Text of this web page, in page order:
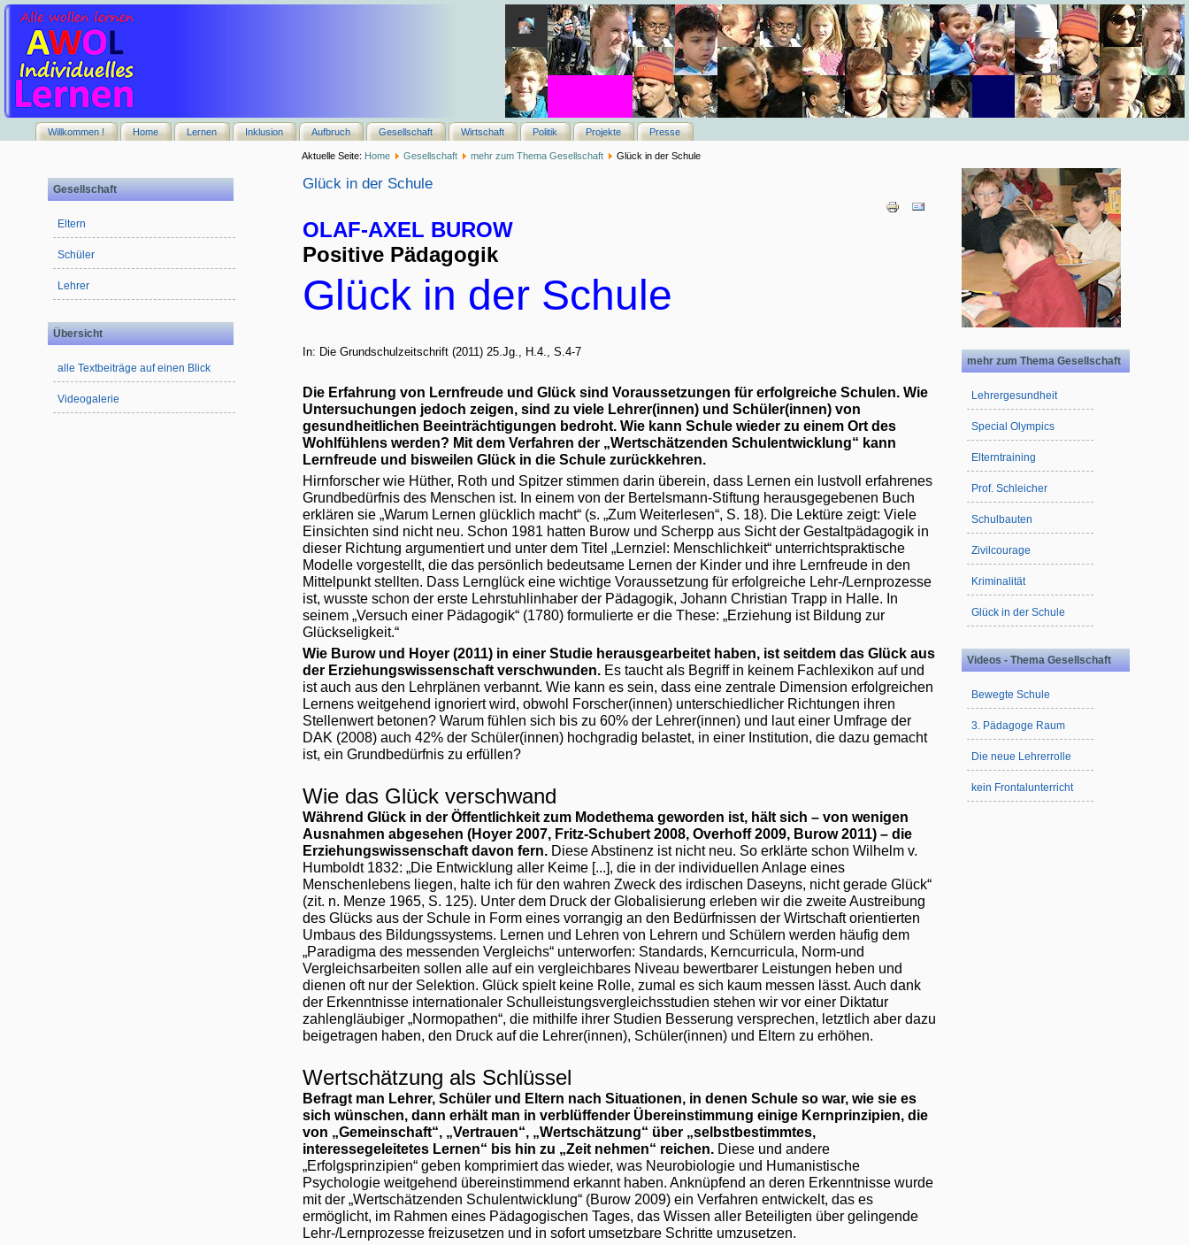
Willkommen ! Home Lernen Inklusion Aufbruch Gesellschaft Wirtschaft Politik Projekte Presse
Aktuelle Seite: Home Gesellschaft mehr zum Thema Gesellschaft Glück in der Schule
Gesellschaft
Eltern
Schüler
Lehrer
Übersicht
alle Textbeiträge auf einen Blick
Videogalerie
Glück in der Schule
OLAF-AXEL BUROW
Positive Pädagogik
Glück in der Schule
In: Die Grundschulzeitschrift (2011) 25.Jg., H.4., S.4-7
Die Erfahrung von Lernfreude und Glück sind Voraussetzungen für erfolgreiche Schulen. Wie
Untersuchungen jedoch zeigen, sind zu viele Lehrer(innen) und Schüler(innen) von
gesundheitlichen Beeinträchtigungen bedroht. Wie kann Schule wieder zu einem Ort des
Wohlfühlens werden? Mit dem Verfahren der „Wertschätzenden Schulentwicklung“ kann
Lernfreude und bisweilen Glück in die Schule zurückkehren.
Hirnforscher wie Hüther, Roth und Spitzer stimmen darin überein, dass Lernen ein lustvoll erfahrenes
Grundbedürfnis des Menschen ist. In einem von der Bertelsmann-Stiftung herausgegebenen Buch
erklären sie „Warum Lernen glücklich macht“ (s. „Zum Weiterlesen“, S. 18). Die Lektüre zeigt: Viele
Einsichten sind nicht neu. Schon 1981 hatten Burow und Scherpp aus Sicht der Gestaltpädagogik in
dieser Richtung argumentiert und unter dem Titel „Lernziel: Menschlichkeit“ unterrichtspraktische
Modelle vorgestellt, die das persönlich bedeutsame Lernen der Kinder und ihre Lernfreude in den
Mittelpunkt stellten. Dass Lernglück eine wichtige Voraussetzung für erfolgreiche Lehr-/Lernprozesse
ist, wusste schon der erste Lehrstuhlinhaber der Pädagogik, Johann Christian Trapp in Halle. In
seinem „Versuch einer Pädagogik“ (1780) formulierte er die These: „Erziehung ist Bildung zur
Glückseligkeit.“
Wie Burow und Hoyer (2011) in einer Studie herausgearbeitet haben, ist seitdem das Glück aus
der Erziehungswissenschaft verschwunden. Es taucht als Begriff in keinem Fachlexikon auf und
ist auch aus den Lehrplänen verbannt. Wie kann es sein, dass eine zentrale Dimension erfolgreichen
Lernens weitgehend ignoriert wird, obwohl Forscher(innen) unterschiedlicher Richtungen ihren
Stellenwert betonen? Warum fühlen sich bis zu 60% der Lehrer(innen) und laut einer Umfrage der
DAK (2008) auch 42% der Schüler(innen) hochgradig belastet, in einer Institution, die dazu gemacht
ist, ein Grundbedürfnis zu erfüllen?
Wie das Glück verschwand
Während Glück in der Öffentlichkeit zum Modethema geworden ist, hält sich – von wenigen
Ausnahmen abgesehen (Hoyer 2007, Fritz-Schubert 2008, Overhoff 2009, Burow 2011) – die
Erziehungswissenschaft davon fern. Diese Abstinenz ist nicht neu. So erklärte schon Wilhelm v.
Humboldt 1832: „Die Entwicklung aller Keime [...], die in der individuellen Anlage eines
Menschenlebens liegen, halte ich für den wahren Zweck des irdischen Daseyns, nicht gerade Glück“
(zit. n. Menze 1965, S. 125). Unter dem Druck der Globalisierung erleben wir die zweite Austreibung
des Glücks aus der Schule in Form eines vorrangig an den Bedürfnissen der Wirtschaft orientierten
Umbaus des Bildungssystems. Lernen und Lehren von Lehrern und Schülern werden häufig dem
„Paradigma des messenden Vergleichs“ unterworfen: Standards, Kerncurricula, Norm-und
Vergleichsarbeiten sollen alle auf ein vergleichbares Niveau bewertbarer Leistungen heben und
dienen oft nur der Selektion. Glück spielt keine Rolle, zumal es sich kaum messen lässt. Auch dank
der Erkenntnisse internationaler Schulleistungsvergleichsstudien stehen wir vor einer Diktatur
zahlengläubiger „Normopathen“, die mithilfe ihrer Studien Besserung versprechen, letztlich aber dazu
beigetragen haben, den Druck auf die Lehrer(innen), Schüler(innen) und Eltern zu erhöhen.
Wertschätzung als Schlüssel
Befragt man Lehrer, Schüler und Eltern nach Situationen, in denen Schule so war, wie sie es
sich wünschen, dann erhält man in verblüffender Übereinstimmung einige Kernprinzipien, die
von „Gemeinschaft“, „Vertrauen“, „Wertschätzung“ über „selbstbestimmtes,
interessegeleitetes Lernen“ bis hin zu „Zeit nehmen“ reichen. Diese und andere
„Erfolgsprinzipien“ geben komprimiert das wieder, was Neurobiologie und Humanistische
Psychologie weitgehend übereinstimmend erkannt haben. Anknüpfend an deren Erkenntnisse wurde
mit der „Wertschätzenden Schulentwicklung“ (Burow 2009) ein Verfahren entwickelt, das es
ermöglicht, im Rahmen eines Pädagogischen Tages, das Wissen aller Beteiligten über gelingende
Lehr-/Lernprozesse freizusetzen und in sofort umsetzbare Schritte umzusetzen.
mehr zum Thema Gesellschaft
Lehrergesundheit
Special Olympics
Elterntraining
Prof. Schleicher
Schulbauten
Zivilcourage
Kriminalität
Glück in der Schule
Videos - Thema Gesellschaft
Bewegte Schule
3. Pädagoge Raum
Die neue Lehrerrolle
kein Frontalunterricht